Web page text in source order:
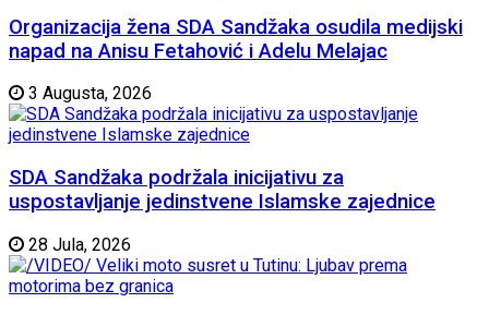
Organizacija žena SDA Sandžaka osudila medijski
napad na Anisu Fetahović i Adelu Melajac
3 Augusta, 2026
SDA Sandžaka podržala inicijativu za
uspostavljanje jedinstvene Islamske zajednice
28 Jula, 2026